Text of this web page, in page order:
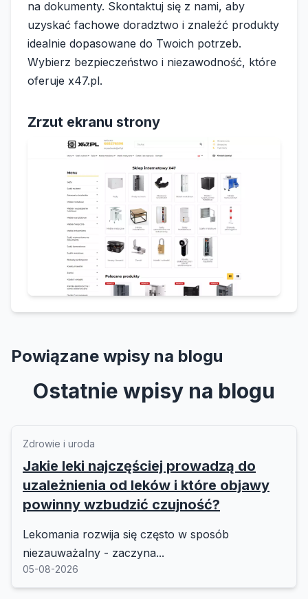
na dokumenty. Skontaktuj się z nami, aby
uzyskać fachowe doradztwo i znaleźć produkty
idealnie dopasowane do Twoich potrzeb.
Wybierz bezpieczeństwo i niezawodność, które
oferuje x47.pl.
Zrzut ekranu strony
Powiązane wpisy na blogu
Ostatnie wpisy na blogu
Zdrowie i uroda
Jakie leki najczęściej prowadzą do
uzależnienia od leków i które objawy
powinny wzbudzić czujność?
Lekomania rozwija się często w sposób
niezauważalny - zaczyna...
05-08-2026